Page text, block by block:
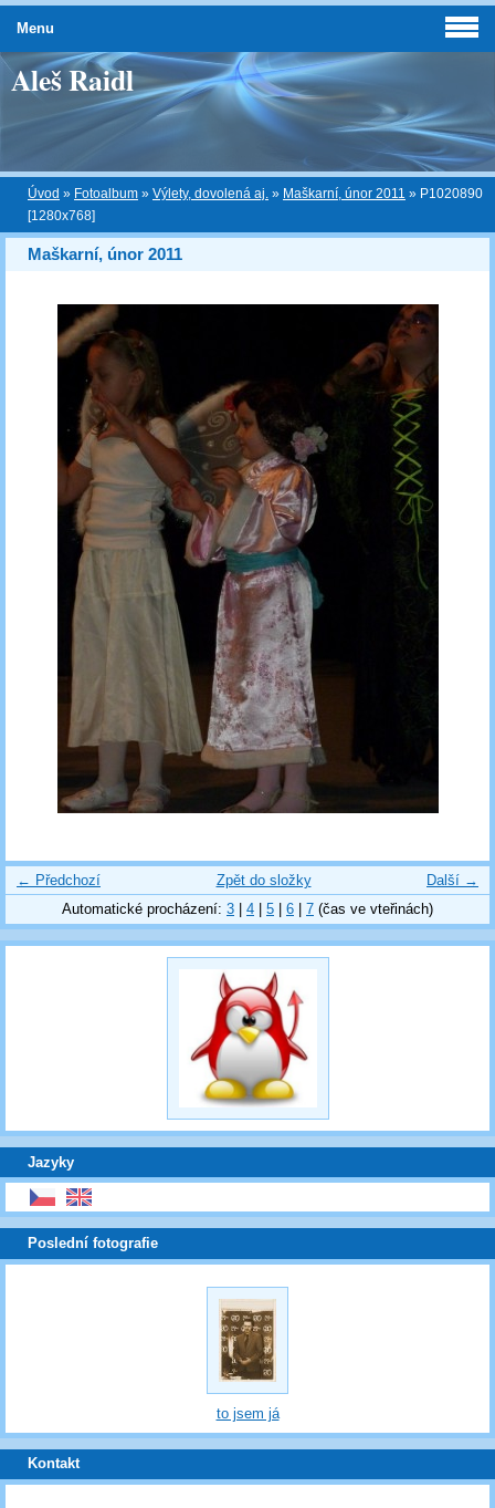
Aleš Raidl
Úvod » Fotoalbum » Výlety, dovolená aj. » Maškarní, únor 2011 » P1020890
[1280x768]
Maškarní, únor 2011
← Předchozí Další →
Zpět do složky
Automatické procházení: 3 4 5 6 7 (čas ve vteřinách)
Jazyky
Menu
Poslední fotografie
to jsem já
Kontakt